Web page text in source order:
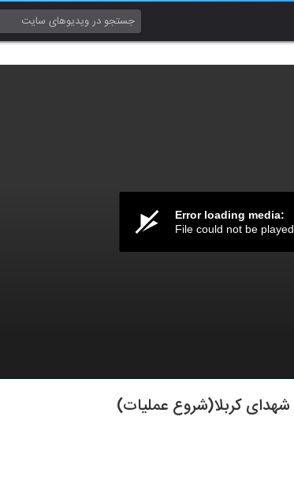
Error loading media:
File could not be played